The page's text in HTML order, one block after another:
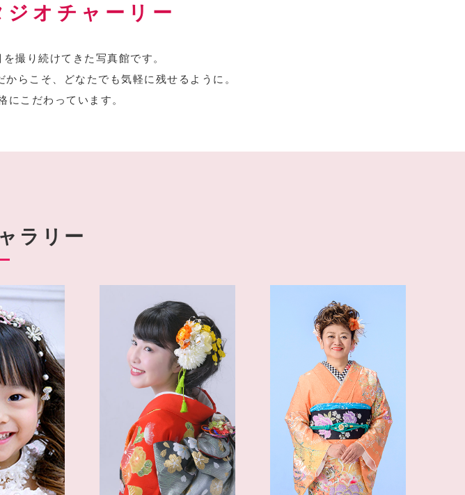
オチャーリー
撮り続けてきた写真館です。
からこそ、どなたでも気軽に残せるように。
にこだわっています。
ラリー